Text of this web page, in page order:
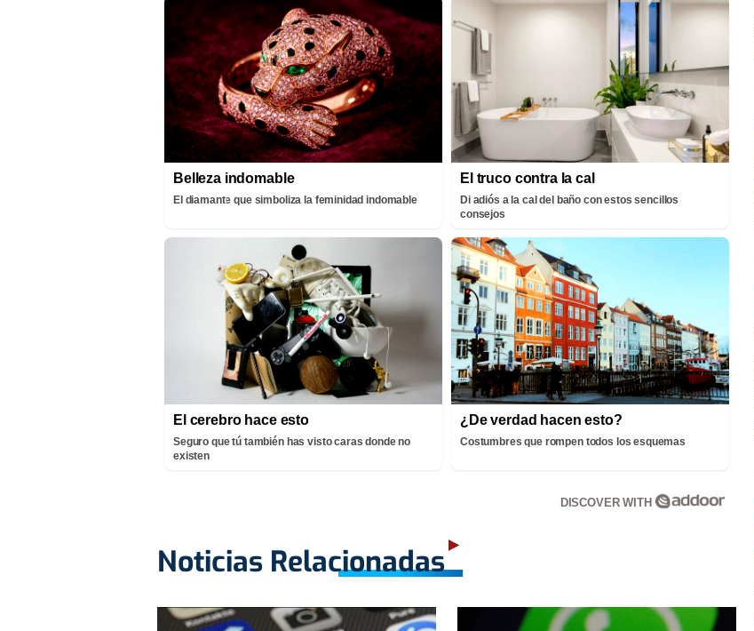
Belleza indomable
El diamante que simboliza la feminidad indomable
El truco contra la cal
Di adiós a la cal del baño con estos sencillos
consejos
El cerebro hace esto
Seguro que tú también has visto caras donde no
existen
¿De verdad hacen esto?
Costumbres que rompen todos los esquemas
DISCOVER WITH
Noticias Relacionadas